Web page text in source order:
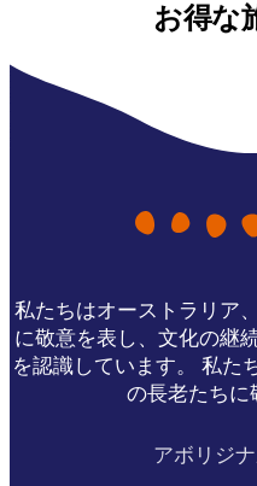
お得な
私たちはオーストラリア
に敬意を表し、文化の継
を認識しています。 私た
の長老たちに
アボリジ